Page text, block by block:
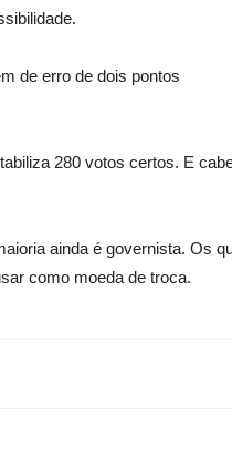
de erro de dois pontos
280 votos certos. E
ainda é governista. Os
como moeda de troca.